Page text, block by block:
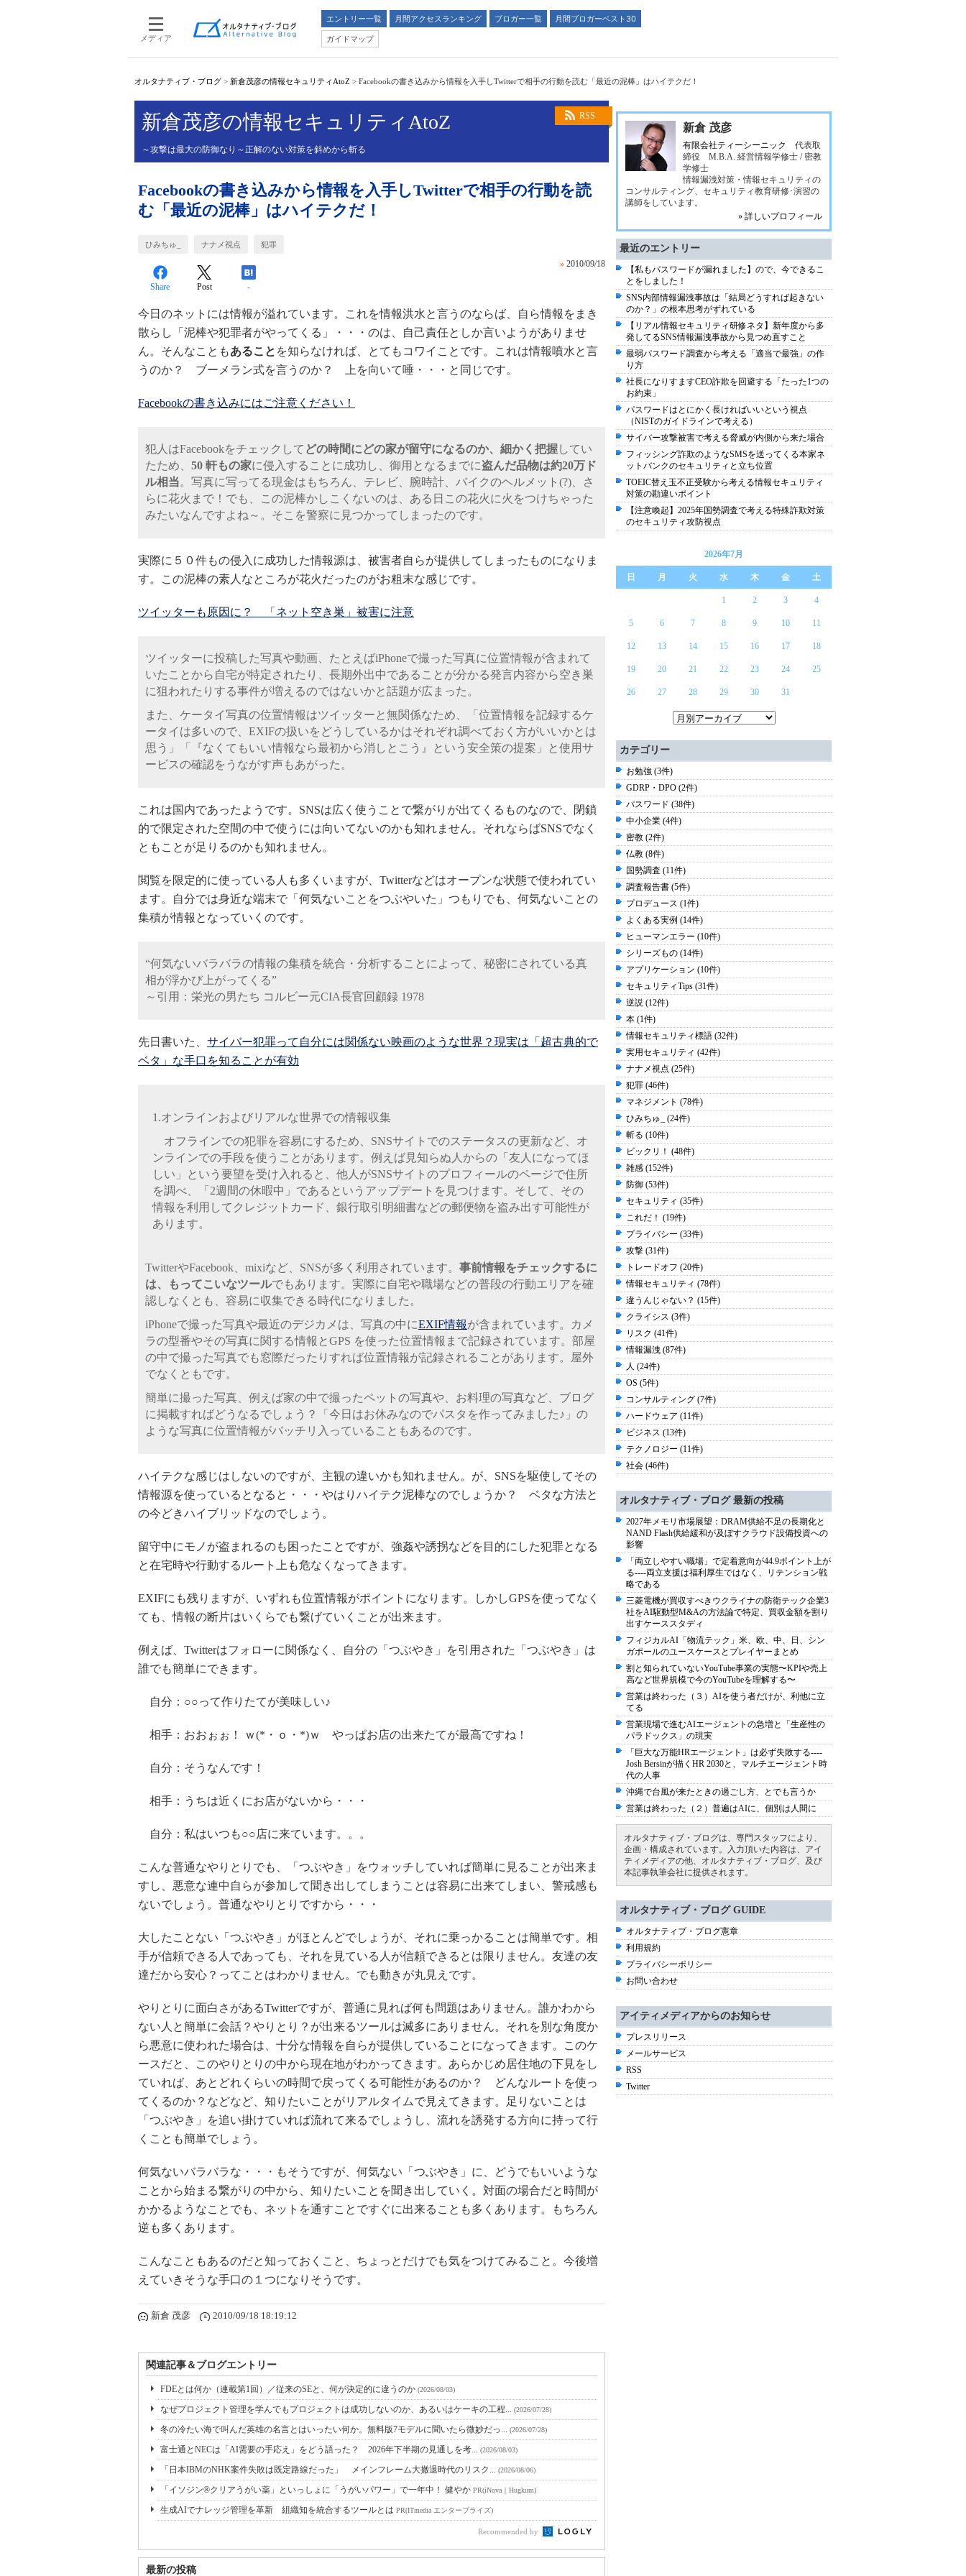
メディア
エントリー一覧 月間アクセスランキング ブロガー一覧
月間ブロガーベスト30
ガイドマップ
オルタナティブ・ブログ > 新倉茂彦の情報セキュリティAtoZ > Facebookの書き込みから情報を入手しTwitterで相手の行動を読む「最近の泥棒」はハイテクだ！
RSS
新倉茂彦の情報セキュリティAtoZ
～攻撃は最大の防御なり～正解のない対策を斜めから斬る
Facebookの書き込みから情報を入手しTwitterで相手の行動を読
む「最近の泥棒」はハイテクだ！
ひみちゅ_ ナナメ視点 犯罪
» 2010/09/18
Share Post -
今日のネットには情報が溢れています。これを情報洪水と言うのならば、自ら情報をまき
散らし「泥棒や犯罪者がやってくる」・・・のは、自己責任としか言いようがありませ
ん。そんなこともあること を知らなければ、とてもコワイことです。これは情報噴水と言
うのか？ ブーメラン式を言うのか？ 上を向いて唾・・・と同じです。
Facebookの書き込みにはご注意ください！
犯人はFacebookをチェックして どの時間にどの家が留守になるのか、細かく把握してい
たため、 50 軒もの家に侵入することに成功し、御用となるまでに盗んだ品物は約20万ド
ル相当。写真に写ってる現金はもちろん、テレビ、腕時計、バイクのヘルメット(?)、さ
らに花火まで！でも、この泥棒かしこくないのは、ある日この花火に火をつけちゃった
みたいなんですよね～。そこを警察に見つかってしまったのです。
実際に５０件もの侵入に成功した情報源は、被害者自らが提供してしまったものになりま
す。この泥棒の素人なところが花火だったのがお粗末な感じです。
ツイッターも原因に？ 「ネット空き巣」被害に注意
ツイッターに投稿した写真や動画、たとえばiPhoneで撮った写真に位置情報が含まれて
いたことから自宅が特定されたり、長期外出中であることが分かる発言内容から空き巣
に狙われたりする事件が増えるのではないかと話題が広まった。
また、ケータイ写真の位置情報はツイッターと無関係なため、「位置情報を記録するケ
ータイは多いので、EXIFの扱いをどうしているかはそれぞれ調べておく方がいいかとは
思う」「『なくてもいい情報なら最初から消しとこう』という安全策の提案」と使用サ
ービスの確認をうながす声もあがった。
これは国内であったようです。SNSは広く使うことで繋がりが出てくるものなので、閉鎖
的で限定された空間の中で使うには向いてないのかも知れません。それならばSNSでなく
ともことが足りるのかも知れません。
閲覧を限定的に使っている人も多くいますが、Twitterなどはオープンな状態で使われてい
ます。自分では身近な端末で「何気ないことをつぶやいた」つもりでも、何気ないことの
集積が情報となっていくのです。
“何気ないバラバラの情報の集積を統合・分析することによって、秘密にされている真
相が浮かび上がってくる”
～引用：栄光の男たち コルビー元CIA長官回顧録 1978
先日書いた、 サイバー犯罪って自分には関係ない映画のような世界？現実は「超古典的で
ベタ」な手口を知ることが有効
1.オンラインおよびリアルな世界での情報収集
オフラインでの犯罪を容易にするため、SNSサイトでのステータスの更新など、オ
ンラインでの手段を使うことがあります。例えば見知らぬ人からの「友人になってほ
しい」という要望を受け入れると、他人がSNSサイトのプロフィールのページで住所
を調べ、「2週間の休暇中」であるというアップデートを見つけます。そして、その
情報を利用してクレジットカード、銀行取引明細書などの郵便物を盗み出す可能性が
あります。
TwitterやFacebook、mixiなど、SNSが多く利用されています。 事前情報をチェックするに
は、もってこいなツールでもあります。実際に自宅や職場などの普段の行動エリアを確
認しなくとも、容易に収集できる時代になりました。
iPhoneで撮った写真や最近のデジカメは、写真の中にEXIF情報が含まれています。カメ
ラの型番やその写真に関する情報とGPS を使った位置情報まで記録されています。部屋
の中で撮った写真でも窓際だったりすれば位置情報が記録されることがあります。屋外
でなくともです。
簡単に撮った写真、例えば家の中で撮ったペットの写真や、お料理の写真など、ブログ
に掲載すればどうなるでしょう？「今日はお休みなのでパスタを作ってみました♪」の
ような写真に位置情報がバッチリ入っていることもあるのです。
ハイテクな感じはしないのですが、主観の違いかも知れません。が、SNSを駆使してその
情報源を使っているとなると・・・やはりハイテク泥棒なのでしょうか？ ベタな方法と
の今どきハイブリッドなのでしょう。
留守中にモノが盗まれるのも困ったことですが、強姦や誘拐などを目的にした犯罪となる
と在宅時や行動するルート上も危なくなってきます。
EXIFにも残りますが、いずれも位置情報がポイントになります。しかしGPSを使ってなく
ても、情報の断片はいくらでも繋げていくことが出来ます。
例えば、Twitterはフォローに関係なく、自分の「つぶやき」を引用された「つぶやき」は
誰でも簡単にできます。
自分：○○って作りたてが美味しい♪
相手：おおぉぉ！ ｗ(*・ｏ・*)ｗ やっぱお店の出来たてが最高ですね！
自分：そうなんです！
相手：うちは近くにお店がないから・・・
自分：私はいつも○○店に来ています。。。
こんな普通なやりとりでも、「つぶやき」をウォッチしていれば簡単に見ることが出来ま
すし、悪意な連中自らが参加して聞き出してしまうことは容易に出来てしまい、警戒感も
ないでしょう。普通なやりとりですから・・・
大したことない「つぶやき」がほとんどでしょうが、それに乗っかることは簡単です。相
手が信頼できる人であっても、それを見ている人が信頼できるとは限りません。友達の友
達だから安心？ってことはわかりません。でも動きが丸見えです。
やりとりに面白さがあるTwitterですが、普通に見れば何も問題はありません。誰かわから
ない人と簡単に会話？やりとり？が出来るツールは滅多にありません。それを別な角度か
ら悪意に使われた場合は、十分な情報を自らが提供していることになってきます。このケ
ースだと、このやりとりの中から現在地がわかってきます。あらかじめ居住地の下見をし
ていれば、あとどれくらいの時間で戻ってくる可能性があるのか？ どんなルートを使っ
てくるのか？などなど、知りたいことがリアルタイムで見えてきます。足りないことは
「つぶやき」を追い掛けていれば流れて来るでしょうし、流れを誘発する方向に持って行
くことも簡単でしょう。
何気ないバラバラな・・・もそうですが、何気ない「つぶやき」に、どうでもいいような
ことから始まる繋がりの中から、知りたいことを聞き出していく。対面の場合だと時間が
かかるようなことでも、ネットを通すことですぐに出来ることも多くあります。もちろん
逆も多くあります。
こんなこともあるのだと知っておくこと、 ちょっとだけでも気をつけてみること。今後増
えていきそうな手口の１つになりそうです。
新倉 茂彦 2010/09/18 18:19:12
関連記事＆ブログエントリー
FDEとは何か（連載第1回）／従来のSEと、何が決定的に違うのか (2026/08/03)
なぜプロジェクト管理を学んでもプロジェクトは成功しないのか、あるいはケーキの工程... (2026/07/28)
冬の冷たい海で叫んだ英雄の名言とはいったい何か。無料版7モデルに聞いたら微妙だっ... (2026/07/28)
富士通とNECは「AI需要の手応え」をどう語った？ 2026年下半期の見通しを考... (2026/08/03)
「日本IBMのNHK案件失敗は既定路線だった」 メインフレーム大撤退時代のリスク... (2026/08/06)
「イソジン®クリアうがい薬」といっしょに「うがいパワー」で一年中！ 健やか PR(iNova｜Hugkum)
生成AIでナレッジ管理を革新 組織知を統合するツールとは PR(ITmedia エンタープライズ)
Recommended by
最新の投稿
新倉 茂彦
有限会社ティーシーニック
代表取
締役 M.B.A. 経営情報学修士 / 密教
学修士
情報漏洩対策・情報セキュリティの
コンサルティング、セキュリティ教育研修･演習の
講師をしています。
» 詳しいプロフィール
最近のエントリー
【私もパスワードが漏れました】ので、今できるこ
とをしました！
SNS内部情報漏洩事故は「結局どうすれば起きない
のか？」の根本思考がずれている
【リアル情報セキュリティ研修ネタ】新年度から多
発してるSNS情報漏洩事故から見つめ直すこと
最弱パスワード調査から考える「適当で最強」の作
り方
社長になりすますCEO詐欺を回避する「たった1つの
お約束」
パスワードはとにかく長ければいいという視点
（NISTのガイドラインで考える）
サイバー攻撃被害で考える脅威が内側から来た場合
フィッシング詐欺のようなSMSを送ってくる本家ネ
ットバンクのセキュリティと立ち位置
TOEIC替え玉不正受験から考える情報セキュリティ
対策の勘違いポイント
【注意喚起】2025年国勢調査で考える特殊詐欺対策
のセキュリティ攻防視点
2026年7月
日 月 火 水 木 金 土
1 2 3 4
5 6 7 8 9 10 11
12 13 14 15 16 17 18
19 20 21 22 23 24 25
26 27 28 29 30 31
カテゴリー
お勉強 (3件)
GDRP・DPO (2件)
パスワード (38件)
中小企業 (4件)
密教 (2件)
仏教 (8件)
国勢調査 (11件)
調査報告書 (5件)
プロデュース (1件)
よくある実例 (14件)
ヒューマンエラー (10件)
シリーズもの (14件)
アプリケーション (10件)
セキュリティTips (31件)
逆説 (12件)
本 (1件)
情報セキュリティ標語 (32件)
実用セキュリティ (42件)
ナナメ視点 (25件)
犯罪 (46件)
マネジメント (78件)
ひみちゅ_ (24件)
斬る (10件)
ビックリ！ (48件)
雑感 (152件)
防御 (53件)
セキュリティ (35件)
これだ！ (19件)
プライバシー (33件)
攻撃 (31件)
トレードオフ (20件)
情報セキュリティ (78件)
違うんじゃない？ (15件)
クライシス (3件)
リスク (41件)
情報漏洩 (87件)
人 (24件)
OS (5件)
コンサルティング (7件)
ハードウェア (11件)
ビジネス (13件)
テクノロジー (11件)
社会 (46件)
オルタナティブ・ブログ 最新の投稿
2027年メモリ市場展望：DRAM供給不足の長期化と
NAND Flash供給緩和が及ぼすクラウド設備投資への
影響
「両立しやすい職場」で定着意向が44.9ポイント上が
る----両立支援は福利厚生ではなく、リテンション戦
略である
三菱電機が買収すべきウクライナの防衛テック企業3
社をAI駆動型M&Aの方法論で特定、買収金額を割り
出すケーススタディ
フィジカルAI「物流テック」米、欧、中、日、シン
ガポールのユースケースとプレイヤーまとめ
割と知られていないYouTube事業の実態〜KPIや売上
高など世界規模で今のYouTubeを理解する〜
営業は終わった（３）AIを使う者だけが、利他に立
てる
営業現場で進むAIエージェントの急増と「生産性の
パラドックス」の現実
「巨大な万能HRエージェント」は必ず失敗する----
Josh Bersinが描くHR 2030と、マルチエージェント時
代の人事
沖縄で台風が来たときの過ごし方、とでも言うか
営業は終わった（２）普遍はAIに、個別は人間に
オルタナティブ・ブログは、専門スタッフにより、
企画・構成されています。入力頂いた内容は、アイ
ティメディアの他、オルタナティブ・ブログ、及び
本記事執筆会社に提供されます。
オルタナティブ・ブログ GUIDE
オルタナティブ・ブログ憲章
利用規約
プライバシーポリシー
お問い合わせ
アイティメディアからのお知らせ
プレスリリース
メールサービス
RSS
Twitter